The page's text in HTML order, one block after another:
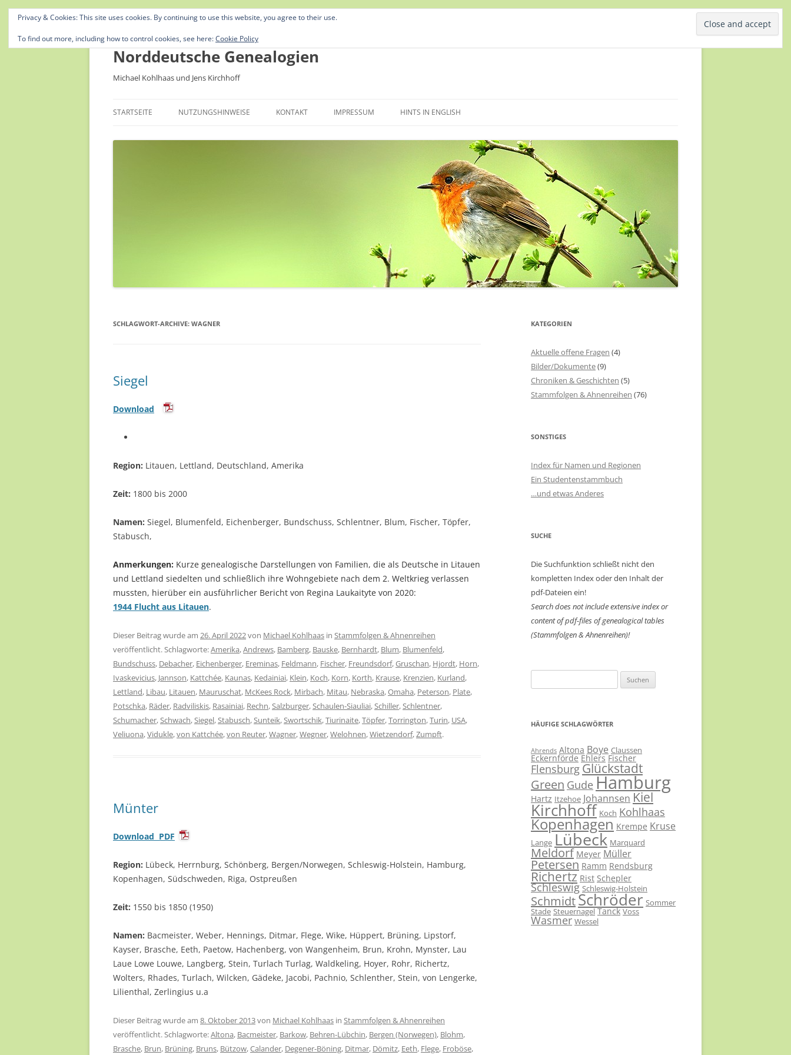
Norddeutsche Genealogien
Michael Kohlhaas und Jens Kirchhoff
Inhalt
STARTSEITE NUTZUNGSHINWEISE KONTAKT IMPRESSUM HINTS IN ENGLISH
SCHLAGWORT-ARCHIVE: WAGNER
Siegel
Download
Region: Litauen, Lettland, Deutschland, Amerika
Zeit: 1800 bis 2000
Namen: Siegel, Blumenfeld, Eichenberger, Bundschuss, Schlentner, Blum, Fischer, Töpfer,
Stabusch,
Anmerkungen: Kurze genealogische Darstellungen von Familien, die als Deutsche in Litauen
und Lettland siedelten und schließlich ihre Wohngebiete nach dem 2. Weltkrieg verlassen
mussten, hierüber ein ausführlicher Bericht von Regina Laukaityte von 2020:
1944 Flucht aus Litauen.
Dieser Beitrag wurde am 26. April 2022von Michael Kohlhaas in Stammfolgen & Ahnenreihen
veröffentlicht. Schlagworte:Amerika,Andrews, Bamberg, Bauske, Bernhardt, Blum, Blumenfeld,
Bundschuss, Debacher, Eichenberger, Ereminas, Feldmann, Fischer, Freundsdorf,Gruschan, Hjordt, Horn,
Ivaskevicius, Jannson, Kattchée, Kaunas, Kedainiai, Klein, Koch, Korn, Korth, Krause, Krenzien, Kurland,
Lettland, Libau, Litauen, Mauruschat, McKees Rock, Mirbach, Mitau, Nebraska,Omaha, Peterson, Plate,
Potschka, Räder, Radviliskis, Rasainiai, Rechn,Salzburger,Schaulen-Siauliai,Schiller,Schlentner,
Schumacher,Schwach,Siegel,Stabusch,Sunteik,Swortschik,Tiurinaite,Töpfer,Torrington,Turin, USA,
Veliuona,Vidukle,von Kattchée,von Reuter,Wagner,Wegner,Welohnen,Wietzendorf,Zumpft.
Münter
Download PDF
Region: Lübeck, Herrnburg, Schönberg, Bergen/Norwegen, Schleswig-Holstein, Hamburg,
Kopenhagen, Südschweden, Riga, Ostpreußen
Zeit: 1550 bis 1850 (1950)
Namen: Bacmeister, Weber, Hennings, Ditmar, Flege, Wike, Hüppert, Brüning, Lipstorf,
Kayser, Brasche, Eeth, Paetow, Hachenberg, von Wangenheim, Brun, Krohn, Mynster, Lau
Laue Lowe Louwe, Langberg, Stein, Turlach Turlag, Waldkeling, Hoyer, Rohr, Richertz,
Wolters, Rhades, Turlach, Wilcken, Gädeke, Jacobi, Pachnio, Schlenther, Stein, von Lengerke,
Lilienthal, Zerlingius u.a
Dieser Beitrag wurde am 8. Oktober 2013von Michael Kohlhaas in Stammfolgen & Ahnenreihen
veröffentlicht. Schlagworte:Altona, Bacmeister, Barkow, Behren-Lübchin, Bergen (Norwegen), Blohm,
Brasche, Brun, Brüning, Bruns, Bützow,Calander, Degener-Böning, Ditmar, Dömitz, Eeth, Flege, Froböse,
KATEGORIEN
Aktuelle offene Fragen (4)
Bilder/Dokumente(9)
Chroniken & Geschichten (5)
Stammfolgen & Ahnenreihen (76)
SONSTIGES
Index für Namen und Regionen
Ein Studentenstammbuch
…und etwas Anderes
SUCHE
Die Suchfunktion schließt nicht den
kompletten Index oder den Inhalt der
pdf-Dateien ein!
Search does not include extensive index or
content ofpdf-files of genealogical tables
(Stammfolgen & Ahnenreihen)!
nach:
HÄUFIGE SCHLAGWÖRTER
Ahrends Altona Boye Claussen
Eckernförde Ehlers Fischer
Flensburg Glückstadt
Green Gude Hamburg
Hartz Itzehoe Johannsen Kiel
Kirchhoff Koch Kohlhaas
Kopenhagen Krempe Kruse
Lange Lübeck Marquard
Meldorf Meyer Müller
Petersen Ramm Rendsburg
Richertz Rist Schepler
Schleswig Schleswig-Holstein
SchmidtSchröder Sommer
Stade Steuernagel Tanck Voss
Wasmer Wessel
Privacy & Cookies: This site uses cookies. By continuing to use this website, you agree to their use.
To find out more, including how to control cookies, see here:Cookie Policy